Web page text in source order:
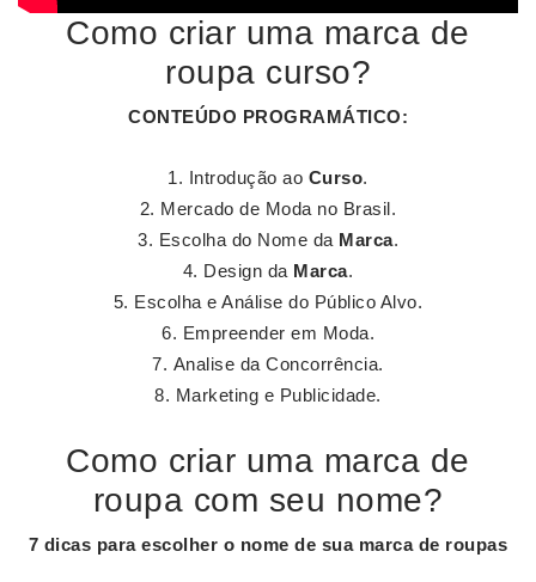
Como criar uma marca de
roupa curso?
CONTEÚDO PROGRAMÁTICO:
Introdução ao Curso.
Mercado de Moda no Brasil.
Escolha do Nome da Marca.
Design da Marca.
Escolha e Análise do Público Alvo.
Empreender em Moda.
Analise da Concorrência.
Marketing e Publicidade.
Como criar uma marca de
roupa com seu nome?
7 dicas para escolher o nome de sua marca de roupas